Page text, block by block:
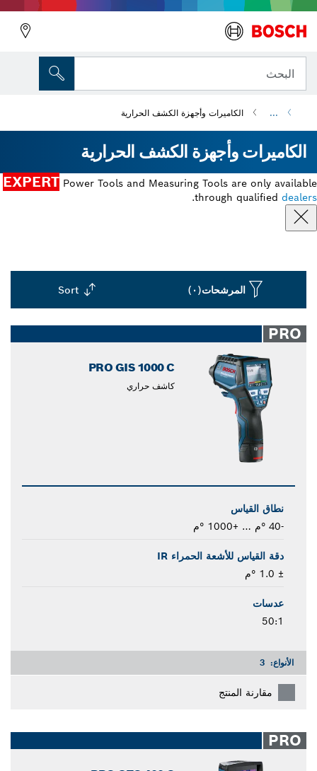
البحث
... الكاميرات وأجهزة الكشف الحرارية
الكاميرات وأجهزة الكشف الحرارية
EXPERT Power Tools and Measuring Tools are only available
through qualified dealers
.
المرشحات(٠) Sort
closed
PRO
PRO GIS 1000 C
كاشف حراري
نطاق القياس
-40 °م … +1000 °م
دقة القياس للأشعة الحمراء IR
± 1.0 °م
عدسات
50:1
الأنواع: 3
مقارنة المنتج
PRO